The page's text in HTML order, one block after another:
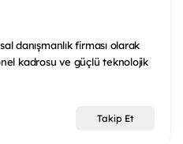
danışmanlık firması olarak
kadrosu ve güçlü teknolojik
Takip Et